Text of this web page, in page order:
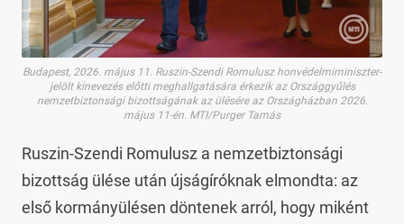
Budapest, 2026. május 11. Ruszin-Szendi Romulusz honvédelmiminiszter-
jelölt kinevezés előtti meghallgatására érkezik az Országgyűlés
nemzetbiztonsági bizottságának az ülésére az Országházban 2026.
május 11-én. MTI/Purger Tamás
Ruszin-Szendi Romulusz a nemzetbiztonsági
bizottság ülése után újságíróknak elmondta: az
első kormányülésen döntenek arról, hogy miként